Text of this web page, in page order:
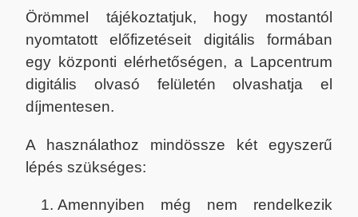
Örömmel tájékoztatjuk, hogy mostantól
nyomtatott előfizetéseit digitális formában
egy központi elérhetőségen, a Lapcentrum
digitális olvasó felületén olvashatja el
díjmentesen.
A használathoz mindössze két egyszerű
lépés szükséges:
Amennyiben még nem rendelkezik